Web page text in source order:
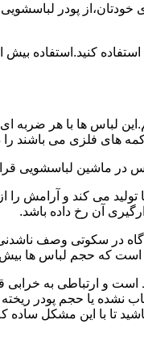
پودر
کنید.استفاده
لباس ها با هر
های فلزی می باشند را
در ماشین لباسشویی
می کند و آرامش را
آن رخ داده باشد.
در سکوتی وصف
است که حجم لباس
است و ارتباطی به
نشده یا حجم پودر
تا با این مشکل